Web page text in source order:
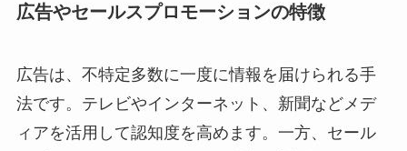
広告やセールスプロモーションの特徴
広告は、不特定多数に一度に情報を届けられる手
法です。テレビやインターネット、新聞などメデ
ィアを活用して認知度を高めます。一方、セール